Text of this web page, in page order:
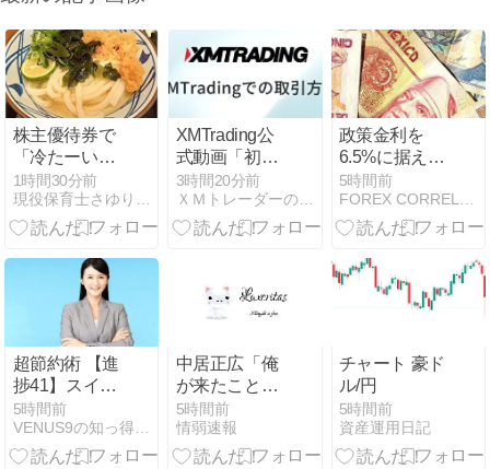
株主優待券で
「冷たーいね
ばとろ旨塩う
どん」を食べ
てきた
1時間30分前
XMTrading公
式動画「初め
ての取引を行
う方法」
3時間20分前
ＸＭトレーダーの海外ＦＸブログ
政策金利を
6.5%に据え置
き メキシコペ
ソのスワップ
成績（8月2日
5時間前
超節約術 【進
捗41】スイン
グ・スワップ
攻略 トルコリ
ラ円＆メキシ
5時間前
VENUS9の知っ得シリーズ 爆速サイト・超節約術・FX攻略
中居正広「俺
が来たことは
内緒だべ」極
秘で熊本でボ
ランティアを
5時間前
情弱速報
チャート 豪ド
ル/円
5時間前
資産運用日記